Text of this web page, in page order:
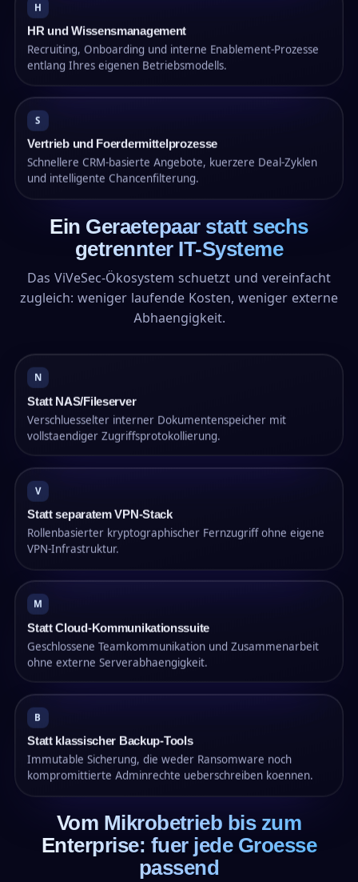
H
HR und Wissensmanagement
Recruiting, Onboarding und interne Enablement-Prozesse
entlang Ihres eigenen Betriebsmodells.
S
Vertrieb und Foerdermittelprozesse
Schnellere CRM-basierte Angebote, kuerzere Deal-Zyklen
und intelligente Chancenfilterung.
Ein Geraetepaar statt sechs
getrennter IT-Systeme
Das ViVeSec-Ökosystem schuetzt und vereinfacht
zugleich: weniger laufende Kosten, weniger externe
Abhaengigkeit.
N
Statt NAS/Fileserver
Verschluesselter interner Dokumentenspeicher mit
vollstaendiger Zugriffsprotokollierung.
V
Statt separatem VPN-Stack
Rollenbasierter kryptographischer Fernzugriff ohne eigene
VPN-Infrastruktur.
M
Statt Cloud-Kommunikationssuite
Geschlossene Teamkommunikation und Zusammenarbeit
ohne externe Serverabhaengigkeit.
B
Statt klassischer Backup-Tools
Immutable Sicherung, die weder Ransomware noch
kompromittierte Adminrechte ueberschreiben koennen.
Vom Mikrobetrieb bis zum
Enterprise: fuer jede Groesse
passend